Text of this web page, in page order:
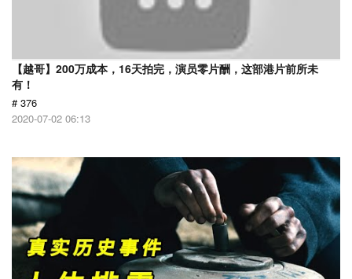
【越哥】200万成本，16天拍完，演员零片酬，这部港片前所未
有！
# 376
2020-07-02 06:13